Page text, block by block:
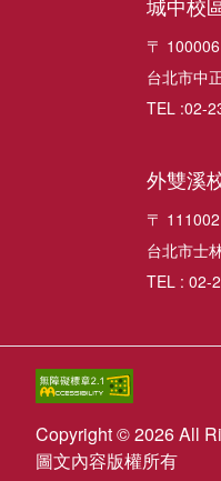
〒 100006
台北市中
TEL :02-
外雙溪
〒 111002
台北市士
TEL : 02-
Copyright © 2026 All
圖文內容版權所有